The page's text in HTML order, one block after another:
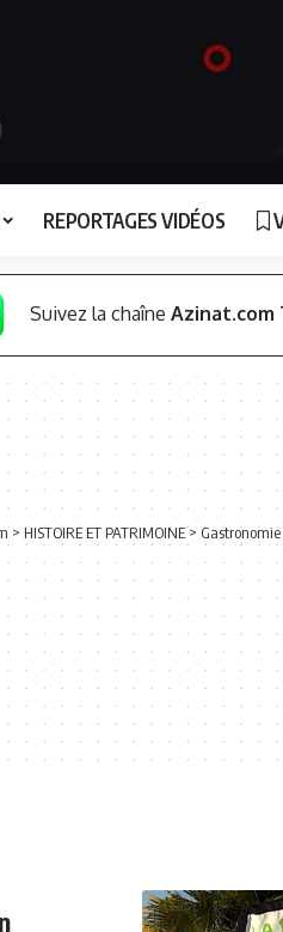
REPORTAGES VIDÉOS
Suivez la chaîne Azinat.com
> HISTOIRE ET PATRIMOINE> Gastronomie